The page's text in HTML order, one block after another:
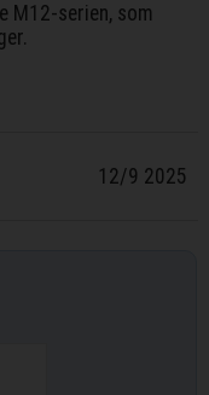
M12-serien, som
12/9 2025